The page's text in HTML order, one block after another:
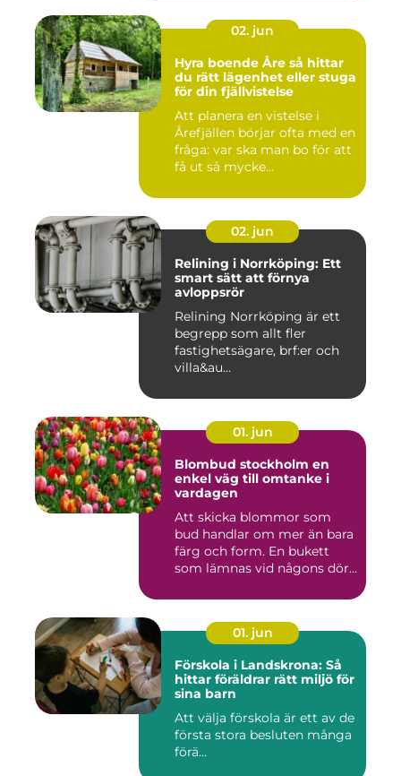
02. jun
Hyra boende Åre så hittar
du rätt lägenhet eller stuga
för din fjällvistelse
Att planera en vistelse i
Årefjällen börjar ofta med en
fråga: var ska man bo för att
få ut så mycke...
02. jun
Relining i Norrköping: Ett
smart sätt att förnya
avloppsrör
Relining Norrköping är ett
begrepp som allt fler
fastighetsägare, brf:er och
villa&au...
01. jun
Blombud stockholm en
enkel väg till omtanke i
vardagen
Att skicka blommor som
bud handlar om mer än bara
färg och form. En bukett
som lämnas vid någons dör...
01. jun
Förskola i Landskrona: Så
hittar föräldrar rätt miljö för
sina barn
Att välja förskola är ett av de
första stora besluten många
förä...